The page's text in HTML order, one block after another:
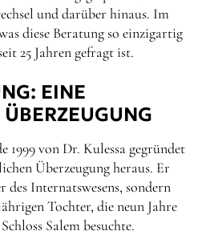
und darüber hinaus. Im
diese Beratung so einzigartig
25 Jahren gefragt ist.
EINE
1999 von Dr. Kulessa gegründet
Überzeugung heraus. Er
Internatswesens, sondern
Tochter, die neun Jahre
Salem besuchte.